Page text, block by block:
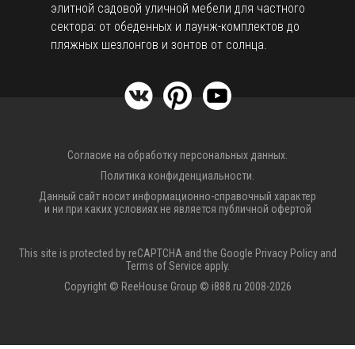
элитной садовой уличной мебели для частного
сектора: от обеденных и лаунж-комплектов до
пляжных шезлонгов и зонтов от солнца.
Согласие на обработку персональных данных.
Политика конфиденциальности.
Данный сайт носит информационно-справочный характер
и ни при каких условиях не является публичной офертой
This site is protected by reCAPTCHA and the Google Privacy Policyand
Terms of Service apply.
Copyright © ReeHouse Group © i888.ru 2008-2026